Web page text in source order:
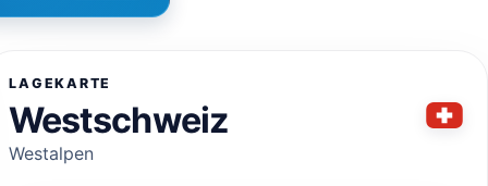
LAGEKARTE
Westschweiz
Westalpen